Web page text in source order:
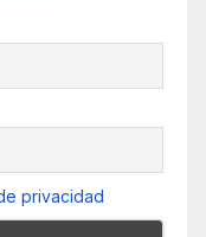
privacidad